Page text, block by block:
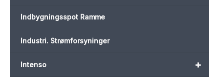
Indbygningsspot Ramme
Industri. Strømforsyninger
+
Intenso